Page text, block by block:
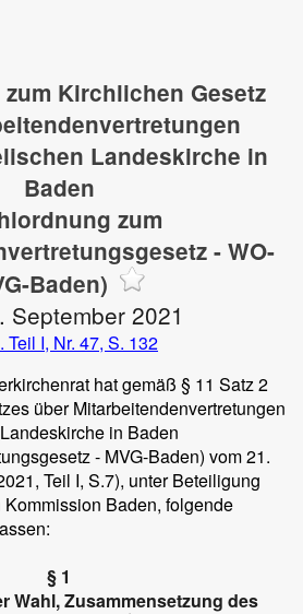
Kirchlichen Gesetz
Landeskirche in
Baden
zum
- WO-
Baden)
September 2021
Teil I, Nr. 47, S. 132
hat gemäß § 11 Satz 2
über Mitarbeitendenvertretungen
in Baden
- MVG-Baden) vom 21.
Teil I, S.7), unter Beteiligung
Baden, folgende
§ 1
Wahl, Zusammensetzung des